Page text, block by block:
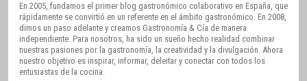
En 2005, fundamos el primer blog gastronómico colaborativo en España, que
rápidamente se convirtió en un referente en el ámbito gastronómico. En 2008,
dimos un paso adelante y creamos Gastronomía & Cía de manera
independiente. Para nosotros, ha sido un sueño hecho realidad combinar
nuestras pasiones por la gastronomía, la creatividad y la divulgación. Ahora
nuestro objetivo es inspirar, informar, deleitar y conectar con todos los
entusiastas de la cocina.